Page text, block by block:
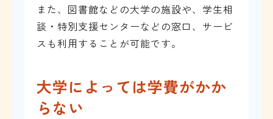
また、図書館などの大学の施設や、学生相
談・特別支援センターなどの窓口、サービ
スも利用することが可能です。
大学によっては学費がかか
らない